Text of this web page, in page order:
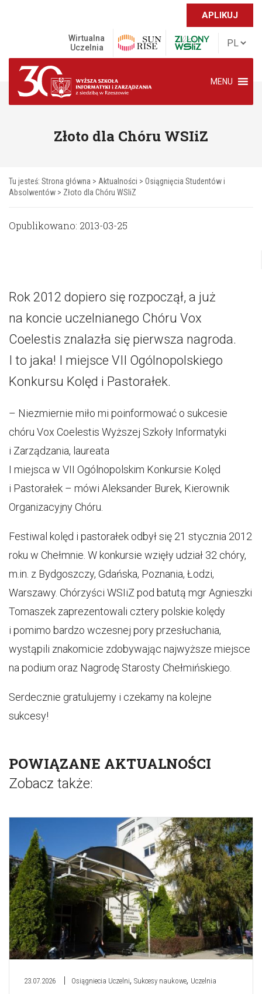
APLIKUJ
Wirtualna
Uczelnia
MENU
Złoto dla Chóru WSIiZ
Tu jesteś: Strona główna > Aktualności > Osiągnięcia Studentów i
Absolwentów > Złoto dla Chóru WSIiZ
Opublikowano: 2013-03-25
Rok 2012 dopiero się rozpoczął, a już
na koncie uczelnianego Chóru Vox
Coelestis znalazła się pierwsza nagroda.
I to jaka! I miejsce VII Ogólnopolskiego
Konkursu Kolęd i Pastorałek.
– Niezmiernie miło mi poinformować o sukcesie
chóru Vox Coelestis Wyższej Szkoły Informatyki
i Zarządzania, laureata
I miejsca w VII Ogólnopolskim Konkursie Kolęd
i Pastorałek – mówi Aleksander Burek, Kierownik
Organizacyjny Chóru.
Festiwal kolęd i pastorałek odbył się 21 stycznia 2012
roku w Chełmnie. W konkursie wzięły udział 32 chóry,
m.in. z Bydgoszczy, Gdańska, Poznania, Łodzi,
Warszawy. Chórzyści WSIiZ pod batutą mgr Agnieszki
Tomaszek zaprezentowali cztery polskie kolędy
i pomimo bardzo wczesnej pory przesłuchania,
wystąpili znakomicie zdobywając najwyższe miejsce
na podium oraz Nagrodę Starosty Chełmińskiego.
Serdecznie gratulujemy i czekamy na kolejne
sukcesy!
POWIĄZANE AKTUALNOŚCI
Zobacz także:
23.07.2026 Osiągniecia Uczelni, Sukcesy naukowe, Uczelnia